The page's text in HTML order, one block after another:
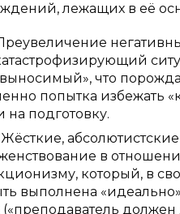
лежащих в её
что
попытка избежать
подготовку.
в
который, в
выполнена